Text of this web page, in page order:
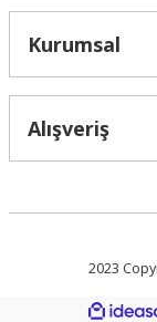
Kurumsal
Alışveriş
2023